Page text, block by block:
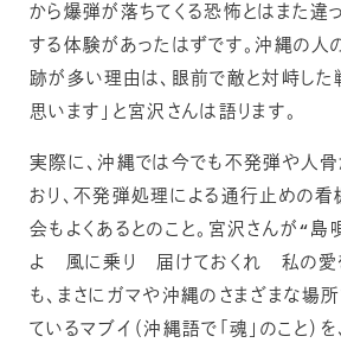
から爆弾が落ちてくる恐怖とはまた違
する体験があったはずです。沖縄の
跡が多い理由は、眼前で敵と対峙した
思います」と宮沢さんは語ります。
実際に、沖縄では今でも不発弾や人
おり、不発弾処理による通行止めの
会もよくあるとのこと。宮沢さんが“
よ 風に乗り 届けておくれ 私の愛
も、まさにガマや沖縄のさまざまな場
ているマブイ（沖縄語で「魂」のこと）